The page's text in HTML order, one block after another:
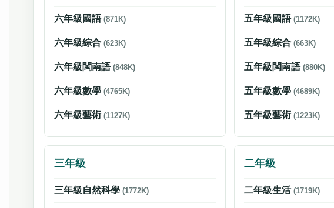
六年級國語(871K)
六年級綜合(623K)
六年級閩南語(848K)
六年級數學(4765K)
六年級藝術(1127K)
五年級國語 (1172K)
五年級綜合 (663K)
五年級閩南語 (880K)
五年級數學 (4689K)
五年級藝術 (1223K)
三年級
三年級自然科學(1772K)
二年級
二年級生活 (1719K)